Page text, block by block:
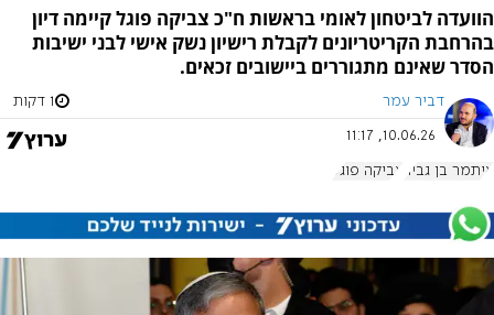
הוועדה לביטחון לאומי בראשות ח"כ צביקה פוגל קיימה דיון
בהרחבת הקריטריונים לקבלת רישיון נשק אישי לבני ישיבות
הסדר שאינם מתגוררים ביישובים זכאים.
דביר עמר 1 דקות
10.06.26, 11:17
איתמר בן גביר צביקה פוגל